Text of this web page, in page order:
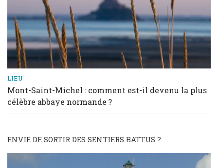
LIEU
Mont-Saint-Michel : comment est-il devenu la plus
célèbre abbaye normande ?
ENVIE DE SORTIR DES SENTIERS BATTUS ?